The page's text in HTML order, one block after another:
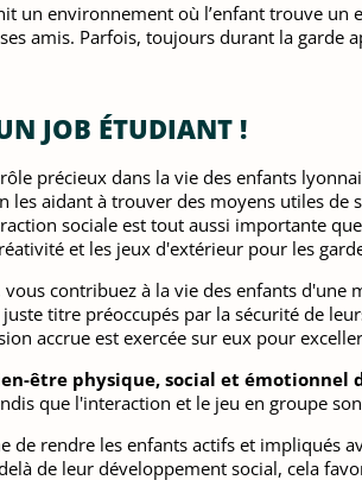
un environnement où l’enfant trouve un
amis. Parfois, toujours durant la garde
JOB ÉTUDIANT !
précieux dans la vie des enfants
les aidant à trouver des moyens utiles
sociale est tout aussi importante
et les jeux d'extérieur pour les
vous contribuez à la vie des enfants
titre préoccupés par la sécurité de
accrue est exercée sur eux pour
être physique, social et émotionnel
que l'interaction et le jeu en groupe
de rendre les enfants actifs et impliqués
de leur développement social, cela